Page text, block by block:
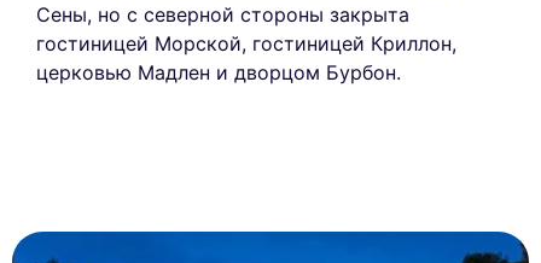
Сены, но с северной стороны закрыта
гостиницей Морской, гостиницей Криллон,
церковью Мадлен и дворцом Бурбон.